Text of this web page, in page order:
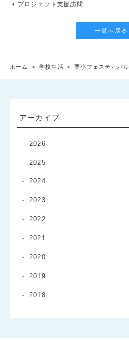
プロジェクト支援訪問
一覧へ戻る
ホーム > 学校生活 > 粟小フェスティバル
アーカイブ
2026
2025
2024
2023
2022
2021
2020
2019
2018